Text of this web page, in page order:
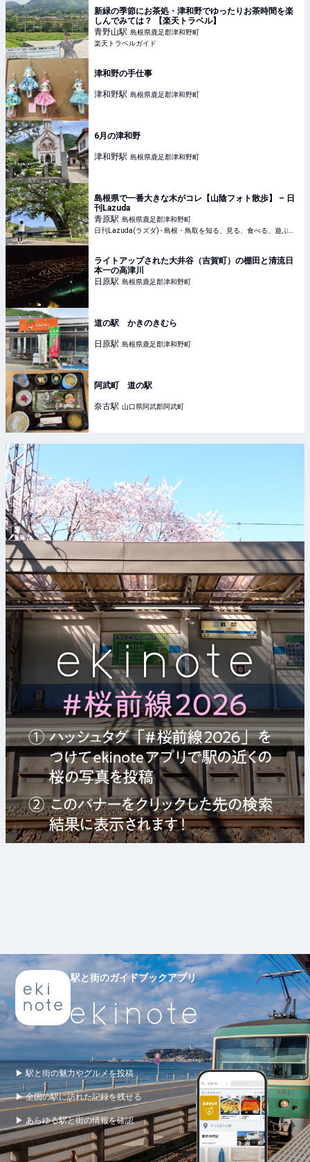
新緑の季節にお茶処・津和野でゆったりお茶時間を楽
しんでみては？ 【楽天トラベル】
青野山駅 島根県鹿足郡津和野町
楽天トラベルガイド
津和野の手仕事
津和野駅 島根県鹿足郡津和野町
6月の津和野
津和野駅 島根県鹿足郡津和野町
島根県で一番大きな木がコレ【山陰フォト散歩】 – 日
刊Lazuda
青原駅 島根県鹿足郡津和野町
ライトアップされた大井谷（吉賀町）の棚田と清流日
本一の高津川
日原駅 島根県鹿足郡津和野町
道の駅 かきのきむら
日原駅 島根県鹿足郡津和野町
阿武町 道の駅
奈古駅 山口県阿武郡阿武町
駅と街のガイドブックアプリ
▶ 駅と街の魅力やグルメを投稿
▶ 全国の駅に訪れた記録を残せる
▶ あらゆる駅と街の情報を確認